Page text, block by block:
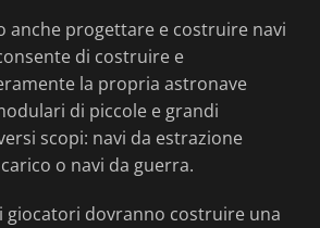
anche progettare e costruire navi
di costruire e
la propria astronave
di piccole e grandi
scopi: navi da estrazione
o navi da guerra.
giocatori dovranno costruire una